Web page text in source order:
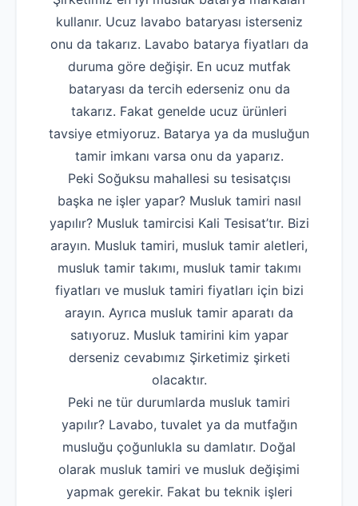
Robotla
Su Kaçağı
kullanır. Ucuz lavabo bataryası isterseniz
onu da takarız. Lavabo batarya fiyatları da
duruma göre değişir. En ucuz mutfak
bataryası da tercih ederseniz onu da
takarız. Fakat genelde ucuz ürünleri
tavsiye etmiyoruz. Batarya ya da musluğun
tamir imkanı varsa onu da yaparız.
Peki Soğuksu mahallesi su tesisatçısı
başka ne işler yapar? Musluk tamiri nasıl
yapılır? Musluk tamircisi Kali Tesisat’tır. Bizi
arayın. Musluk tamiri, musluk tamir aletleri,
musluk tamir takımı, musluk tamir takımı
fiyatları ve musluk tamiri fiyatları için bizi
arayın. Ayrıca musluk tamir aparatı da
satıyoruz. Musluk tamirini kim yapar
derseniz cevabımız Şirketimiz şirketi
olacaktır.
Peki ne tür durumlarda musluk tamiri
yapılır? Lavabo, tuvalet ya da mutfağın
musluğu çoğunlukla su damlatır. Doğal
olarak musluk tamiri ve musluk değişimi
yapmak gerekir. Fakat bu teknik işleri